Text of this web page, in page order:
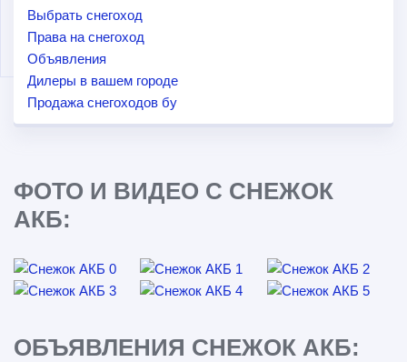
Выбрать снегоход
Права на снегоход
Объявления
Дилеры в вашем городе
Продажа снегоходов бу
ФОТО И ВИДЕО С СНЕЖОК
АКБ:
ОБЪЯВЛЕНИЯ СНЕЖОК АКБ: